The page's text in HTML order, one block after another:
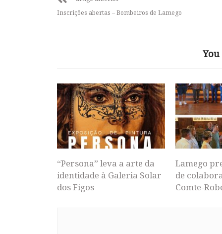
Inscrições abertas – Bombeiros de Lamego
“Persona” leva a arte da
identidade à Galeria Solar
dos Figos
Lamego
de
Comte-